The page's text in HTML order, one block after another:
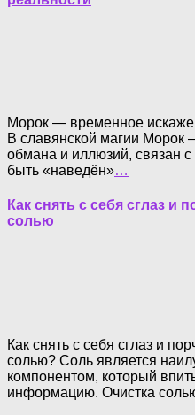
Морок — временное
В славянской магии Морок
обмана и иллюзий, связан
быть «наведён»…
Как снять с себя сглаз и
солью
Как снять с себя сглаз и
солью? Соль является
компонентом, который
информацию. Очистка